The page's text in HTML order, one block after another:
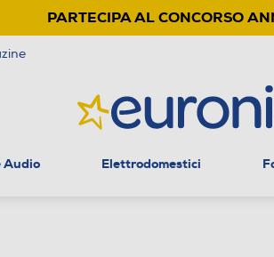
PARTECIPA AL CONCORSO
Audio Elettrodomestici